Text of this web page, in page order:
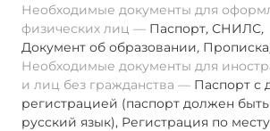
Необходимые документы для
физических лиц
Паспорт, СНИЛС,
Документ об образовании, Прописка
Необходимые документы для
и лиц без гражданства
Паспорт с
регистрацией (паспорт должен
русский язык), Регистрация по